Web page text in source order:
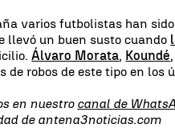
varios futbolistas han
llevó un buen susto cuando
Álvaro Morata, Koundé,
de robos de este tipo en los
en nuestro canal de
de antena3noticias.com